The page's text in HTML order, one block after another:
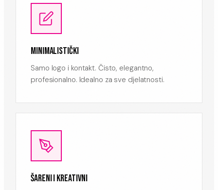
MINIMALISTIČKI
Samo logo i kontakt. Čisto, elegantno,
profesionalno. Idealno za sve djelatnosti.
ŠARENI I KREATIVNI